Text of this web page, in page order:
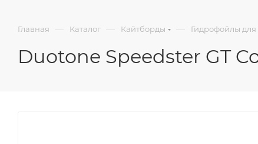
Главная — Каталог — Кайтборды — Гидрофойлы для
Duotone Speedster GT